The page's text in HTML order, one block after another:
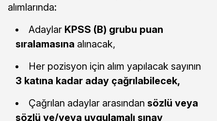
alımlarında:
Adaylar KPSS (B) grubu puan
sıralamasına alınacak,
Her pozisyon için alım yapılacak sayının
3 katına kadar aday çağrılabilecek,
Çağrılan adaylar arasından sözlü veya
sözlü ve/veya uygulamalı sınav